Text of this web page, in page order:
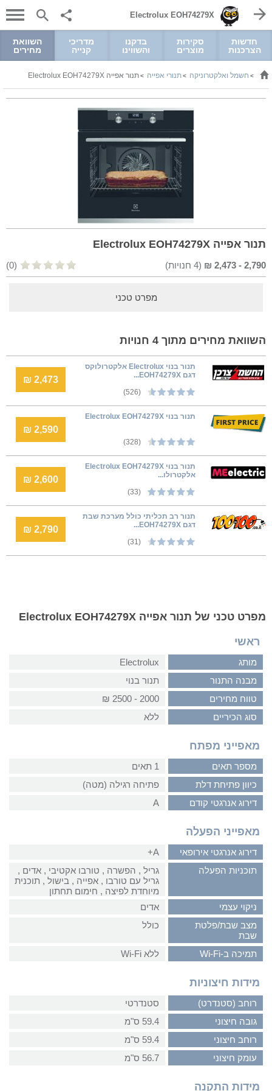
Electrolux EOH74279X
חדשות
הצרכנות
סקירות
מוצרים
בדקנו
והשווינו
מדריכי
קנייה
השוואת
מחירים
> חשמל ואלקטרוניקה >תנורי אפייה >תנור אפייה Electrolux EOH74279X
תנור אפייה Electrolux EOH74279X
2,790
-
2,473
₪
(
4 חנויות) (0)
מפרט טכני
השוואת מחירים מתוך 4 חנויות
‏תנור בנוי Electrolux אלקטרולוקס
דגם EOH74279X...
(526)
2,473 ₪
‏תנור בנוי Electrolux EOH74279X
(328)
2,590 ₪
‏תנור בנוי Electrolux EOH74279X
אלקטרולו...
(33)
2,600 ₪
תנור רב תכליתי כולל מערכת שבת
דגם EOH74279X...
(31)
2,790 ₪
מפרט טכני של תנור אפייה Electrolux EOH74279X
ראשי
מותג
Electrolux
מבנה התנור
תנור בנוי
טווח מחירים
2000 - 2500 ₪
סוג הכיריים
ללא
מאפייני מפתח
מספר תאים
1 תאים
כיוון פתיחת דלת
פתיחה רגילה (מטה)
דירוג אנרגטי קודם
A
מאפייני הפעלה
דירוג אנרגטי אירופאי
A+
תוכניות הפעלה
גריל‏ , ‏הפשרה‏ , ‏טורבו אקטיבי‏ , ‏אדים‏ ,
‏גריל עם טורבו‏ , ‏אפייה‏ , ‏בישול‏ , ‏תוכנית
מיוחדת לפיצה‏ , ‏חימום תחתון
ניקוי עצמי
אדים
מצב שבת/פלטת
שבת
כולל
תמיכה ב-Wi-Fi ללא Wi-Fi
מידות חיצוניות
רוחב (סטנדרט)
סטנדרטי
גובה חיצוני
59.4 ס"מ
רוחב חיצוני
59.4 ס"מ
עומק חיצוני
56.7 ס"מ
מידות התקנה